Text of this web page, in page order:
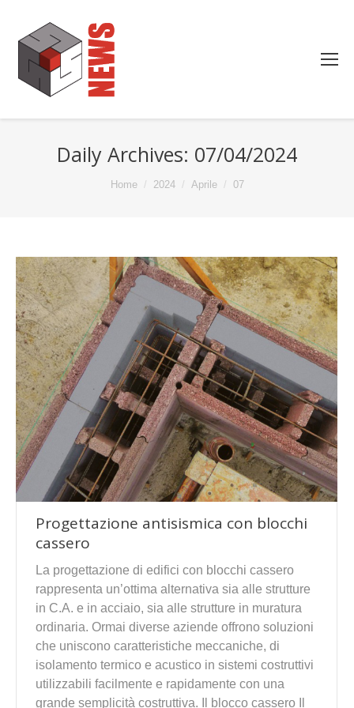
Daily Archives: 07/04/2024
Home 2024 Aprile 07
Progettazione antisismica con blocchi
cassero
La progettazione di edifici con blocchi cassero
rappresenta un’ottima alternativa sia alle strutture
in C.A. e in acciaio, sia alle strutture in muratura
ordinaria. Ormai diverse aziende offrono soluzioni
che uniscono caratteristiche meccaniche, di
isolamento termico e acustico in sistemi costruttivi
utilizzabili facilmente e rapidamente con una
grande semplicità costruttiva. Il blocco cassero Il